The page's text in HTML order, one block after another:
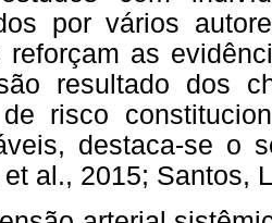
por vários
reforçam as
resultado dos
risco
destaca-se o
al., 2015; Santos,